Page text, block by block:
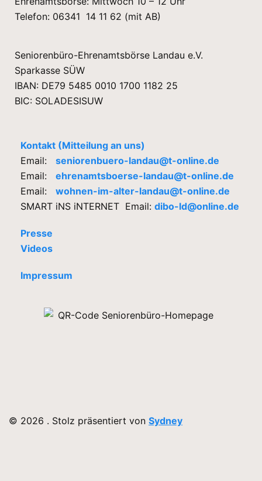
Telefon: 06341 14 11 62 (mit AB)
Seniorenbüro-Ehrenamtsbörse Landau e.V.
Sparkasse SÜW
IBAN: DE79 5485 0010 1700 1182 25
BIC: SOLADESISUW
Kontakt (Mitteilung an uns)
Email: seniorenbuero-landau@t-online.de
Email: ehrenamtsboerse-landau@t-online.de
Email: wohnen-im-alter-landau@t-online.de
SMART iNS iNTERNET Email: dibo-ld@online.de
Presse
Videos
Impressum
© 2026 . Stolz präsentiert von Sydney